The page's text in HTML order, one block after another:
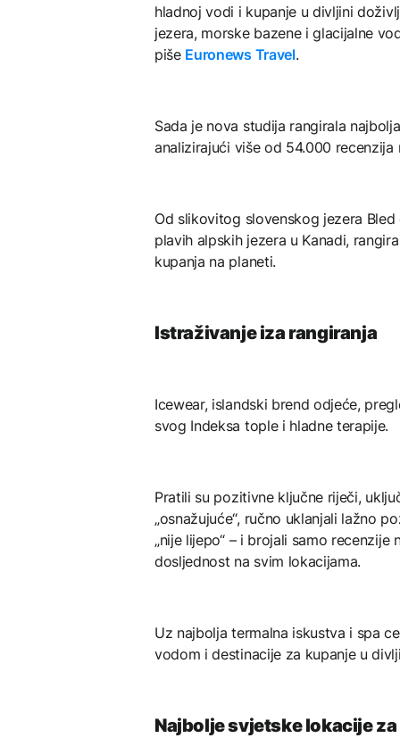
hladnoj vodi i kupanje u divljini
jezera, morske bazene i glacijalne
piše Euronews Travel.
Sada je nova studija rangirala
analizirajući više od 54.000
Od slikovitog slovenskog jezera
plavih alpskih jezera u Kanadi,
kupanja na planeti.
Istraživanje iza rangiranja
Icewear, islandski brend odjeće,
svog Indeksa tople i hladne terapije.
Pratili su pozitivne ključne riječi,
„osnažujuće“, ručno uklanjali lažno
„nije lijepo“ – i brojali samo
dosljednost na svim lokacijama.
Uz najbolja termalna iskustva i spa
vodom i destinacije za kupanje u
Najbolje svjetske lokacije